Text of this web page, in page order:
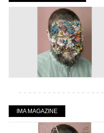
IMA MAGAZINE